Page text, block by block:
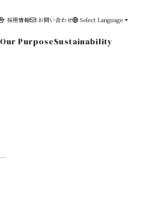
採用情報 お問い合わせ Select Language
Our PurposeSustainability